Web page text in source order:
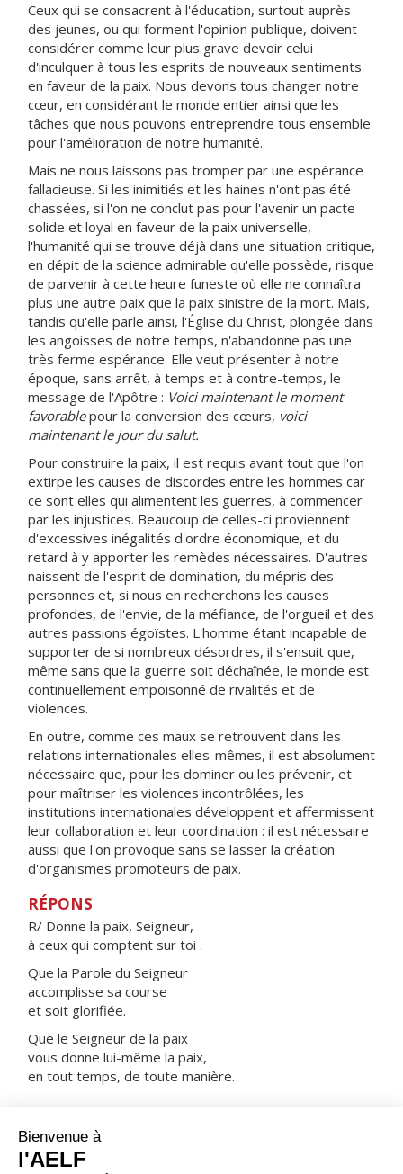
Ceux qui se consacrent à l'éducation, surtout auprès
des jeunes, ou qui forment l'opinion publique, doivent
considérer comme leur plus grave devoir celui
d'inculquer à tous les esprits de nouveaux sentiments
en faveur de la paix. Nous devons tous changer notre
cœur, en considérant le monde entier ainsi que les
tâches que nous pouvons entreprendre tous ensemble
pour l'amélioration de notre humanité.
Mais ne nous laissons pas tromper par une espérance
fallacieuse. Si les inimitiés et les haines n'ont pas été
chassées, si l'on ne conclut pas pour l'avenir un pacte
solide et loyal en faveur de la paix universelle,
l'humanité qui se trouve déjà dans une situation critique,
en dépit de la science admirable qu'elle possède, risque
de parvenir à cette heure funeste où elle ne connaîtra
plus une autre paix que la paix sinistre de la mort. Mais,
tandis qu'elle parle ainsi, l'Église du Christ, plongée dans
les angoisses de notre temps, n'abandonne pas une
très ferme espérance. Elle veut présenter à notre
époque, sans arrêt, à temps et à contre-temps, le
message de l'Apôtre : Voici maintenant le moment
favorablepour la conversion des cœurs, voici
maintenant le jour du salut.
Pour construire la paix, il est requis avant tout que l'on
extirpe les causes de discordes entre les hommes car
ce sont elles qui alimentent les guerres, à commencer
par les injustices. Beaucoup de celles-ci proviennent
d'excessives inégalités d'ordre économique, et du
retard à y apporter les remèdes nécessaires. D'autres
naissent de l'esprit de domination, du mépris des
personnes et, si nous en recherchons les causes
profondes, de l'envie, de la méfiance, de l'orgueil et des
autres passions égoïstes. L'homme étant incapable de
supporter de si nombreux désordres, il s'ensuit que,
même sans que la guerre soit déchaînée, le monde est
continuellement empoisonné de rivalités et de
violences.
En outre, comme ces maux se retrouvent dans les
relations internationales elles-mêmes, il est absolument
nécessaire que, pour les dominer ou les prévenir, et
pour maîtriser les violences incontrôlées, les
institutions internationales développent et affermissent
leur collaboration et leur coordination : il est nécessaire
aussi que l'on provoque sans se lasser la création
d'organismes promoteurs de paix.
RÉPONS
R/ Donne la paix, Seigneur,
à ceux qui comptent sur toi .
Que la Parole du Seigneur
accomplisse sa course
et soit glorifiée.
Que le Seigneur de la paix
vous donne lui-même la paix,
en tout temps, de toute manière.
ORAISON
Dieu tout-puissant, force de ceux qui espèrent en toi,